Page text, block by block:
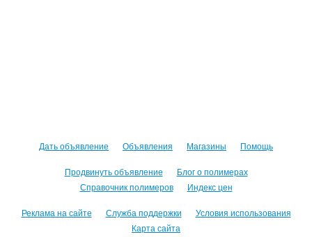
Дать объявление Объявления Магазины Помощь
Продвинуть объявление
Блог о полимерах
Справочник полимеров
Индекс цен
Реклама на сайте Служба поддержки
Условия использования
Карта сайта